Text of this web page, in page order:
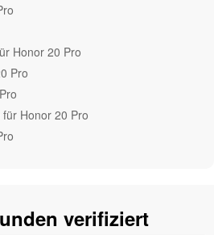
Honor 20 Pro
Pro
Honor 20 Pro
verifiziert